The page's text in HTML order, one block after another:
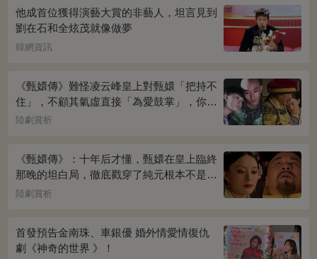
他成首位獲得演藝大賞的非藝人，坦言見到
劉在石和全炫茂就像做夢
韓網資訊
《甄嬛傳》難怪凌云峰皇上對甄嬛「把持不
住」，不顧其氣虛直接「為愛鼓掌」，你看
桌上放的啥？簡直一目了然
陸劇賞析
《甄嬛傳》：十年后才懂，甄嬛在皇上臨終
那晚的坦白局，徹底戳穿了純元根本不是被
宜修害死的真相！
陸劇賞析
首發預告金南珠、車銀優 婚外情愛情復仇
劇《神奇的世界 》！